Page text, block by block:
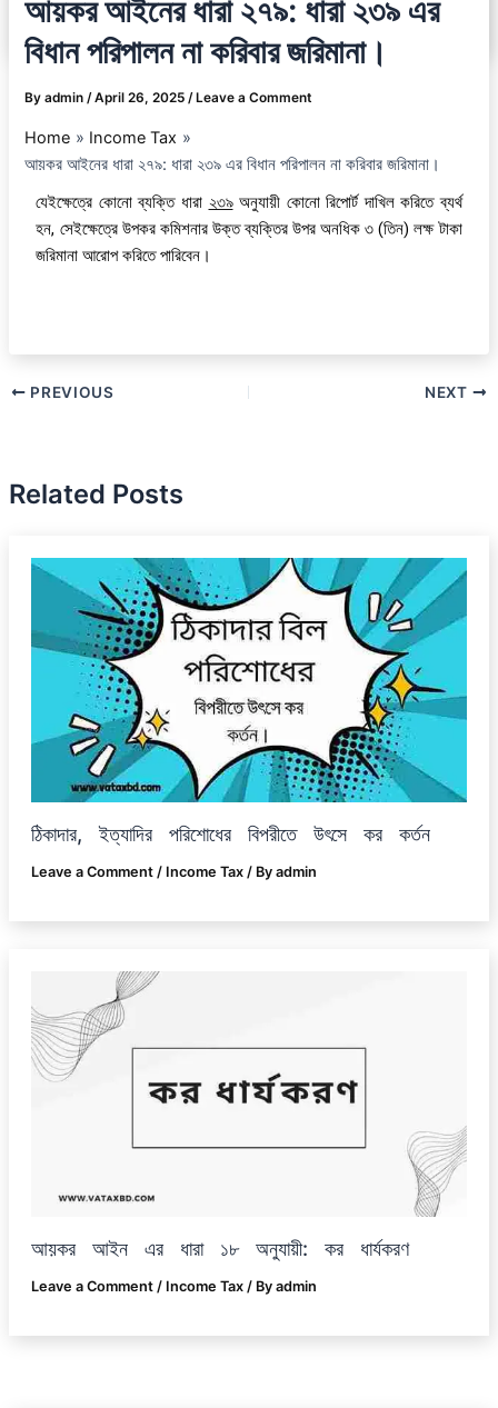
আয়কর আইনের ধারা ২৭৯: ধারা ২৩৯ এর
বিধান পরিপালন না করিবার জরিমানা।
Byadmin/April 26, 2025/Leave a Comment
Home
Income Tax
আয়কর আইনের ধারা ২৭৯: ধারা ২৩৯ এর বিধান পরিপালন না করিবার জরিমানা।
যেইক্ষেত্রে কোনো ব্যক্তি ধারা ২৩৯অনুযায়ী কোনো রিপোর্ট দাখিল করিতে ব্যর্থ
হন, সেইক্ষেত্রে উপকর কমিশনার উক্ত ব্যক্তির উপর অনধিক ৩ (তিন) লক্ষ টাকা
জরিমানা আরোপ করিতে পারিবেন।
PREVIOUS NEXT
Related Posts
ঠিকাদার, ইত্যাদির পরিশোধের বিপরীতে উৎসে কর কর্তন
Leave a Comment / Income Tax/ By admin
আয়কর আইন এর ধারা ১৮ অনুযায়ী: কর ধার্যকরণ
Leave a Comment / Income Tax/ By admin